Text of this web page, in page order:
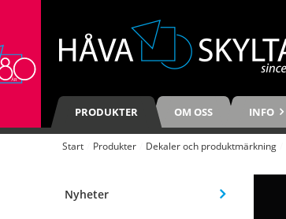
PRODUKTER OM OSS INFO
Start Produkter Dekaler och produktmärkning
Nyheter